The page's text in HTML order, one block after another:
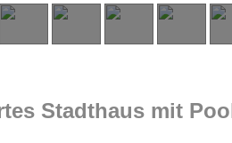
Stadthaus mit